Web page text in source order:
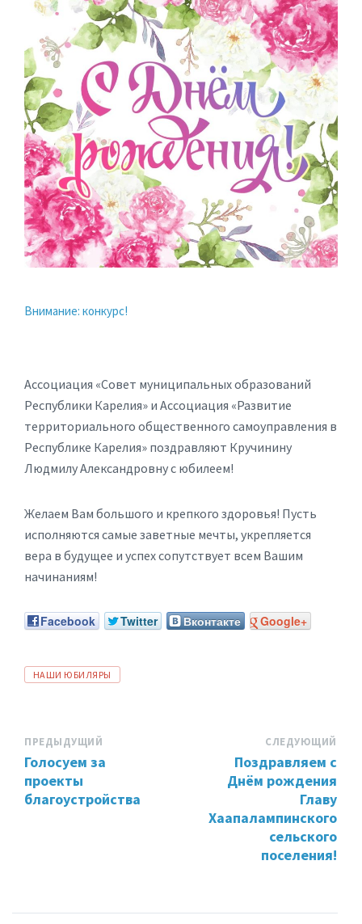
Внимание: конкурс!
Ассоциация «Совет муниципальных образований
Республики Карелия» и Ассоциация «Развитие
территориального общественного самоуправления в
Республике Карелия» поздравляют Кручинину
Людмилу Александровну с юбилеем!
Желаем Вам большого и крепкого здоровья! Пусть
исполняются самые заветные мечты, укрепляется
вера в будущее и успех сопутствует всем Вашим
начинаниям!
Facebook Twitter Вконтакте Google+
ТЕГИ:
НАШИ ЮБИЛЯРЫ
ПРЕДЫДУЩИЙ
Голосуем за
проекты
благоустройства
СЛЕДУЮЩИЙ
Поздравляем с
Днём рождения
Главу
Хаапалампинского
сельского
поселения!